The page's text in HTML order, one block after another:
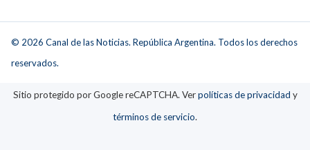
© 2026 Canal de las Noticias. República Argentina. Todos los derechos
reservados.
Sitio protegido por Google reCAPTCHA. Verpolíticas de privacidad y
términos de servicio.